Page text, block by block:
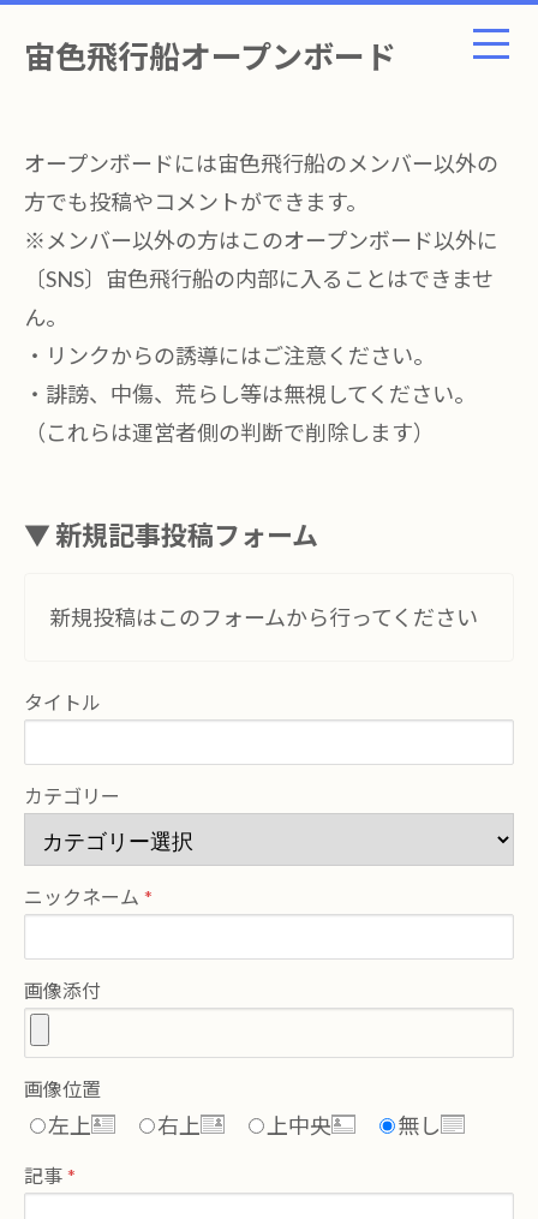
宙色飛行船オープンボード
オープンボードには宙色飛行船のメンバー以外の
方でも投稿やコメントができます。
※メンバー以外の方はこのオープンボード以外に
〔SNS〕宙色飛行船の内部に入ることはできませ
ん。
・リンクからの誘導にはご注意ください。
・誹謗、中傷、荒らし等は無視してください。
（これらは運営者側の判断で削除します）
▼ 新規記事投稿フォーム
新規投稿はこのフォームから行ってください
タイトル
カテゴリー
ニックネーム
画像添付
画像位置
左上 右上 上中央 無し
記事